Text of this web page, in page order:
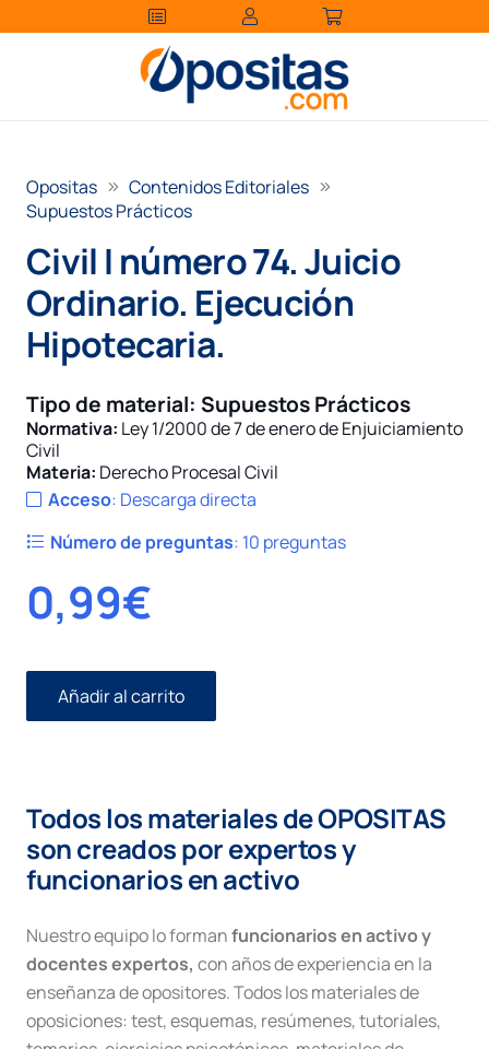
Opositas
Contenidos Editoriales
Supuestos Prácticos
Civil I número 74. Juicio
Ordinario. Ejecución
Hipotecaria.
Tipo de material: Supuestos Prácticos
Normativa: Ley 1/2000 de 7 de enero de Enjuiciamiento
Civil
Materia: Derecho Procesal Civil
Acceso: Descarga directa
Número de preguntas: 10 preguntas
0,99€
Civil
I
Ordinario.
Ejecución
Hipotecaria.
cantidad
Añadir al carrito
Todos los materiales de OPOSITAS
son creados por expertos y
funcionarios en activo
Nuestro equipo lo formanfuncionarios en activo y
docentes expertos, con años de experiencia en la
enseñanza de opositores. Todos los materiales de
oposiciones: test, esquemas, resúmenes, tutoriales,